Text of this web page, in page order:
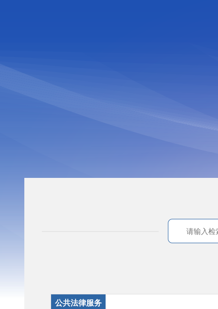
公共法律服务